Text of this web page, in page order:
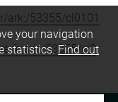
ark:/53355/cl0101
ark:/53355/cl0
your navigation
statistics.Find out